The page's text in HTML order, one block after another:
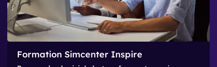
Formation Simcenter Inspire